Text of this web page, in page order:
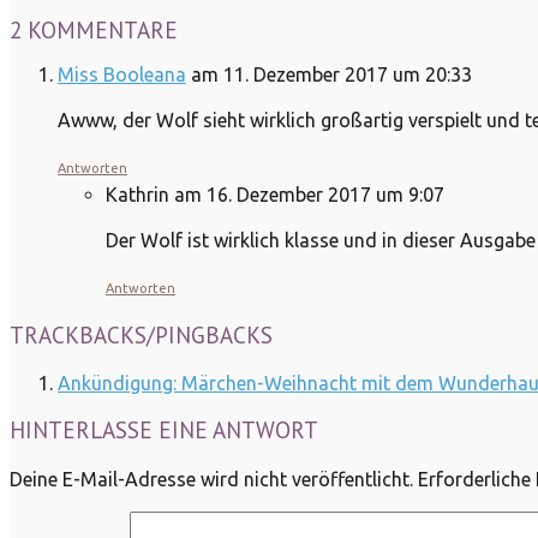
2 KOMMENTARE
Miss Booleana am 11. Dezember 2017 um 20:33
Awww, der Wolf sieht wirklich großartig verspielt und
Antworten
Kathrin am 16. Dezember 2017 um 9:07
Der Wolf ist wirklich klasse und in dieser
Antworten
TRACKBACKS/PINGBACKS
Ankündigung: Märchen-Weihnacht mit dem
HINTERLASSE EINE ANTWORT
Deine E-Mail-Adresse wird nicht veröffentlicht.